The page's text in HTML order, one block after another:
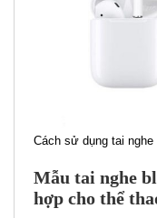
Cách sử dụng tai
Mẫu tai nghe
hợp cho thể